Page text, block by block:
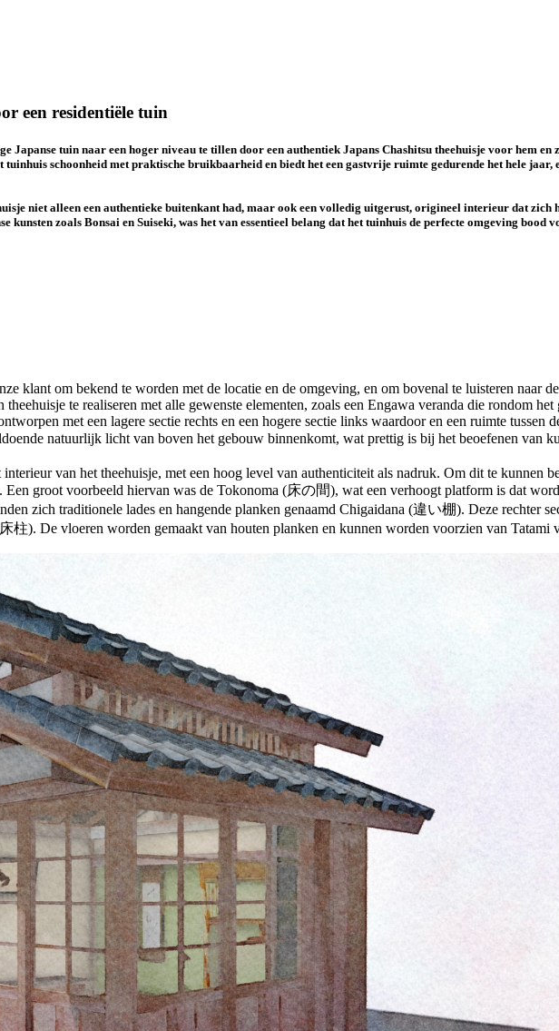
een residentiële tuin
tuin naar een hoger niveau te tillen door een authentiek Japans Chashitsu theehuisje voor hem en
schoonheid met praktische bruikbaarheid en biedt het een gastvrije ruimte gedurende het hele
niet alleen een authentieke buitenkant had, maar ook een volledig uitgerust, origineel interieur dat
zoals Bonsai en Suiseki, was het van essentieel belang dat het tuinhuis de perfecte omgeving bood
klant om bekend te worden met de locatie en de omgeving, en om bovenal te luisteren naar
te realiseren met alle gewenste elementen, zoals een Engawa veranda die rondom
met een lagere sectie rechts en een hogere sectie links waardoor en een ruimte tussen
natuurlijk licht van boven het gebouw binnenkomt, wat prettig is bij het beoefenen van
van het theehuisje, met een hoog level van authenticiteit als nadruk. Om dit te kunnen
groot voorbeeld hiervan was de Tokonoma (床の間), wat een verhoogt platform is dat
zich traditionele lades en hangende planken genaamd Chigaidana (違い棚). Deze rechter
柱). De vloeren worden gemaakt van houten planken en kunnen worden voorzien van Tatami